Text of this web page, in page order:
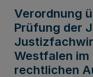
Verordnung
Prüfung der
Westfalen
rechtlichen